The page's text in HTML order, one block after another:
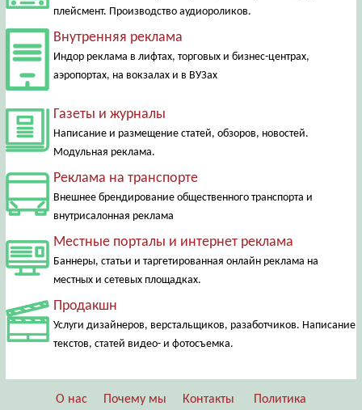
плейсмент. Производство аудиороликов.
Внутренняя реклама
Индор реклама в лифтах, торговых и бизнес-центрах,
аэропортах, на вокзалах и в ВУЗах
Газеты и журналы
Написание и размещение статей, обзоров, новостей.
Модульная реклама.
Реклама на транспорте
Внешнее брендирование общественного транспорта и
внутрисалонная реклама
Местные порталы и интернет реклама
Баннеры, статьи и таргетированная онлайн реклама на
местных и сетевых площадках.
Продакшн
Услуги дизайнеров, верстальщиков, разаботчиков. Написание
текстов, статей видео- и фотосъемка.
О нас Почему мы Контакты
Политика